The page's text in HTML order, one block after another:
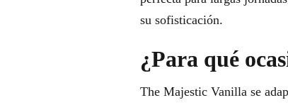
su sofisticación.
¿Para qué
The Majestic Vanilla se